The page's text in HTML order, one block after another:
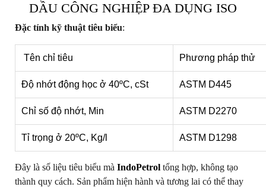
DẦU CÔNG NGHIỆP ĐA DỤNG ISO
Đặc tính kỹ thuật tiêu biểu:
Tên chỉ tiêu Phương pháp thử
Độ nhớt động học ở 40ºC, cSt ASTM D445
Chỉ số độ nhớt, Min ASTM D2270
Tỉ trọng ở 20ºC, Kg/l ASTM D1298
Đây là số liệu tiêu biểu mà IndoPetrol tổng hợp, không tạo
thành quy cách. Sản phẩm hiện hành và tương lai có thể thay